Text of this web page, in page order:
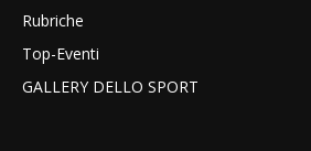
Rubriche
Top-Eventi
GALLERY DELLO SPORT